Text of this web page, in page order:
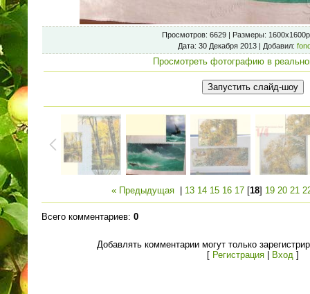
Просмотров: 6629 | Размеры:
Дата: 30 Декабря 2013 | Добавил:
Просмотреть фотографию в
« Предыдущая 13 14 15 16 17 [18] 19 20 21
Всего комментариев: 0
Добавлять комментарии могут только
[ Регистрация| Вход ]